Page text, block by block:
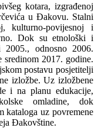
kotara, izgrađenoj
u Đakovu. Stalni
kulturno-povijesnoj i
Dok su etnološki i
2005., odnosno 2006.
sredinom 2017. godine.
postavu posjetitelji
izložbe. Uz izložbene
i na planu edukacije,
omladine, dok
kataloga uz povremene
Đakovštine.